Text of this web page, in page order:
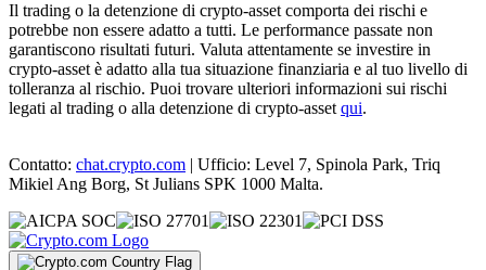
Il trading o la detenzione di crypto-asset comporta dei rischi e
potrebbe non essere adatto a tutti. Le performance passate non
garantiscono risultati futuri. Valuta attentamente se investire in
crypto-asset è adatto alla tua situazione finanziaria e al tuo livello di
tolleranza al rischio. Puoi trovare ulteriori informazioni sui rischi
legati al trading o alla detenzione di crypto-asset qui.
Contatto: chat.crypto.com | Ufficio: Level 7, Spinola Park, Triq
Mikiel Ang Borg, St Julians SPK 1000 Malta.